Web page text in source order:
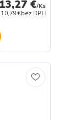
13,27 €/Ks
10,79 €bez DPH